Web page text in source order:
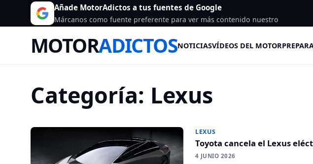
Añade MotorAdictos a tus fuentes de Google
Márcanos como fuente preferente para ver más contenido nuestro
MOTORADICTOSNOTICIASVÍDEOS DEL MOTOR
Categoría: Lexus
LEXUS
Toyota cancela el Lexus
4 JUNIO 2026